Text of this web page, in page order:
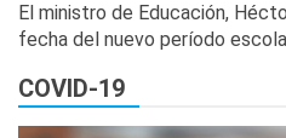
El ministro de Educación,
fecha del nuevo período
COVID-19